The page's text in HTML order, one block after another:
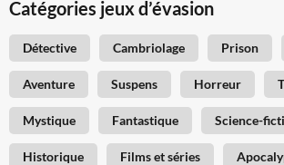
Catégories jeux d’évasion
Détective Cambriolage Prison
Aventure Suspens Horreur
Mystique Fantastique Science-
Historique Films et séries